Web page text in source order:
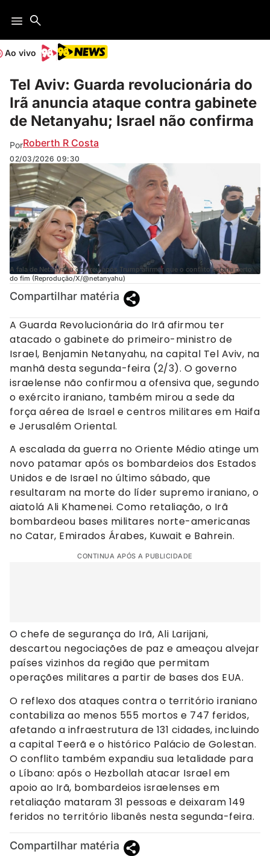
Ao vivo
Tel Aviv: Guarda revolucionária do
Irã anuncia ataque contra gabinete
de Netanyahu; Israel não confirma
PorRoberth R Costa
02/03/2026 09:30
A fala de Netanyahu ocorreu após Trump afirmar que o conflito estaria perto
do fim (Reprodução/X/@netanyahu)
Compartilhar matéria
A Guarda Revolucionária do Irã afirmou ter
atacado o gabinete do primeiro-ministro de
Israel, Benjamin Netanyahu, na capital Tel Aviv, na
manhã desta segunda-feira (2/3). O governo
israelense não confirmou a ofensiva que, segundo
o exército iraniano, também mirou a sede da
força aérea de Israel e centros militares em Haifa
e Jerusalém Oriental.
A escalada da guerra no Oriente Médio atinge um
novo patamar após os bombardeios dos Estados
Unidos e de Israel no último sábado, que
resultaram na morte do líder supremo iraniano, o
aiatolá Ali Khamenei. Como retaliação, o Irã
bombardeou bases militares norte-americanas
no Catar, Emirados Árabes, Kuwait e Bahrein.
CONTINUA APÓS A PUBLICIDADE
O chefe de segurança do Irã, Ali Larijani,
descartou negociações de paz e ameaçou alvejar
países vizinhos da região que permitam
operações militares a partir de bases dos EUA.
O reflexo dos ataques contra o território iraniano
contabiliza ao menos 555 mortos e 747 feridos,
afetando a infraestrutura de 131 cidades, incluindo
a capital Teerã e o histórico Palácio de Golestan.
O conflito também expandiu sua letalidade para
o Líbano: após o Hezbollah atacar Israel em
apoio ao Irã, bombardeios israelenses em
retaliação mataram 31 pessoas e deixaram 149
feridos no território libanês nesta segunda-feira.
Compartilhar matéria